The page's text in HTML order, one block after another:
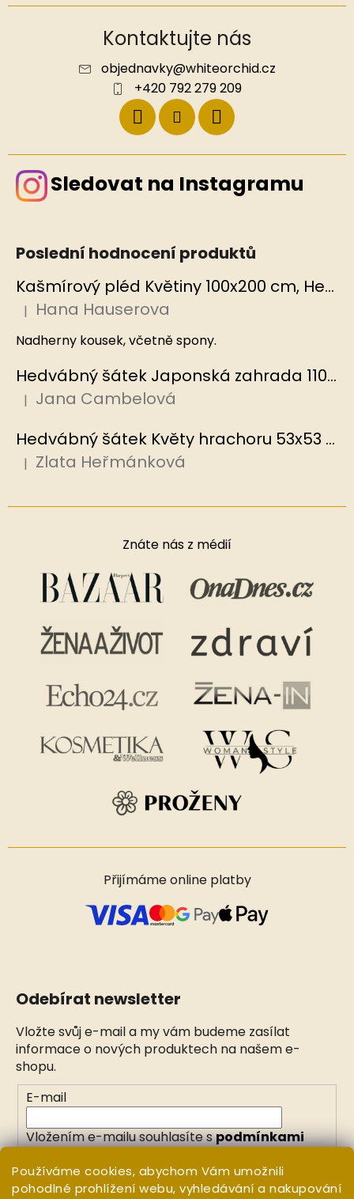
Používáme cookies, abychom Vám umožnili
pohodlné prohlížení webu, vyhledávání a nakupování
Kontaktujte nás
objednavky@whiteorchid.cz
+420 792 279 209
Sledovat na Instagramu
Poslední hodnocení produktů
Kašmírový pléd Květiny 100x200 cm, Hedvábný svět
Hodnocení produktu je 5 z 5 hvězdiček.
| Hana Hauserova
Nadherny kousek, včetně spony.
Hedvábný šátek Japonská zahrada 110x110 cm v dárkovém balení, HEDVÁBNÝ SVĚT
Hodnocení produktu je 5 z 5 hvězdiček.
| Jana Cambelová
Hedvábný šátek Květy hrachoru 53x53 cm v dárkovém balení, HEDVÁBNÝ SVĚT
Hodnocení produktu je 5 z 5 hvězdiček.
| Zlata Heřmánková
Znáte nás z médií
Přijímáme online platby
Odebírat newsletter
Vložte svůj e-mail a my vám budeme zasílat
informace o nových produktech na našem e-
shopu.
E-mail
Vložením e-mailu souhlasíte spodmínkami
PŘIHLÁSIT SE